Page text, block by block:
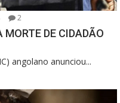
2
MORTE DE CIDADÃO
angolano anunciou...